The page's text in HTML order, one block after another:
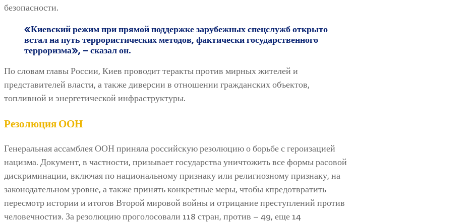
безопасности.
«Киевский режим при прямой поддержке зарубежных спецслужб открыто
встал на путь террористических методов, фактически государственного
терроризма», – сказал он.
По словам главы России, Киев проводит теракты против мирных жителей и
представителей власти, а также диверсии в отношении гражданских объектов,
топливной и энергетической инфраструктуры.
Резолюция ООН
Генеральная ассамблея ООН приняла российскую резолюцию о борьбе с героизацией
нацизма. Документ, в частности, призывает государства уничтожить все формы расовой
дискриминации, включая по национальному признаку или религиозному признаку, на
законодательном уровне, а также принять конкретные меры, чтобы «предотвратить
пересмотр истории и итогов Второй мировой войны и отрицание преступлений против
человечности». За резолюцию проголосовали 118 стран, против – 49, еще 14